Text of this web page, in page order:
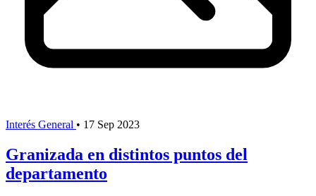
Interés General • 17 Sep 2023
Granizada en distintos puntos del
departamento